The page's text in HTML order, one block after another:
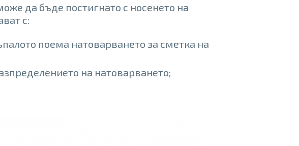
да бъде постигнато с носенето на
с:
поема натоварването за сметка на
на натоварването;